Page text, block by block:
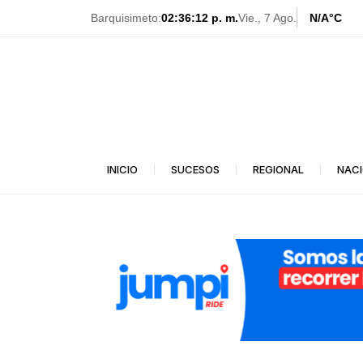
Barquisimeto:02:36:14 p. m.Vie., 7 Ago. N/A°C
INICIO SUCESOS REGIONAL